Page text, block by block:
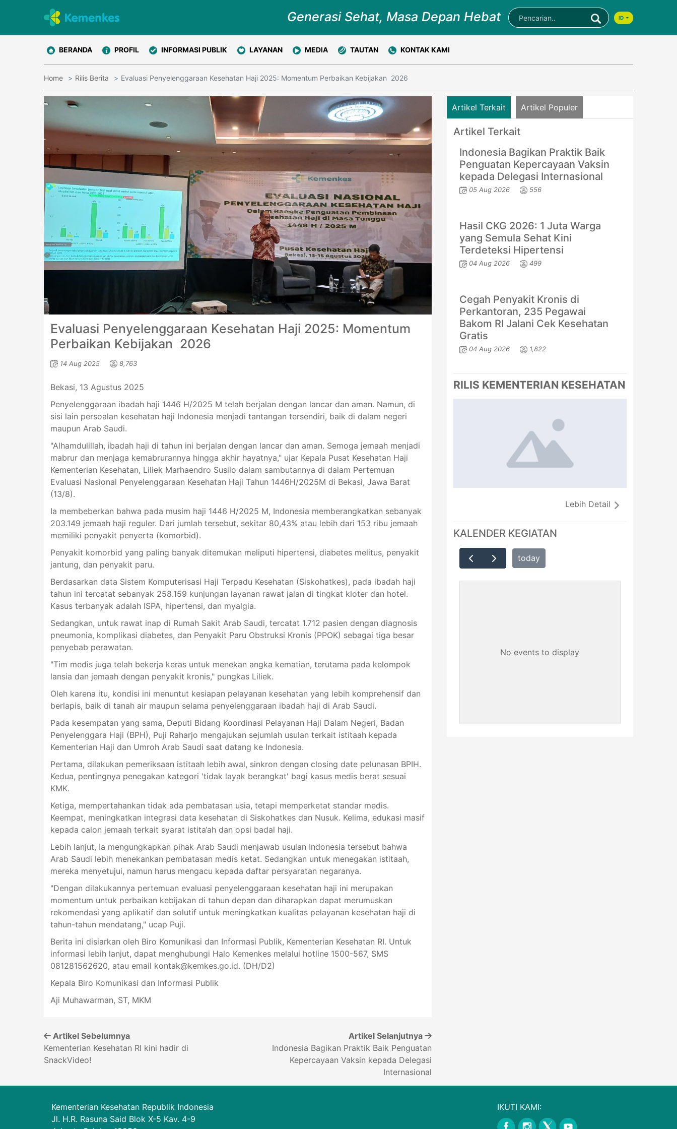
Generasi Sehat, Masa Depan Hebat ID
BERANDA PROFIL INFORMASI PUBLIK LAYANAN MEDIA TAUTAN KONTAK KAMI
Home Rilis Berita Evaluasi Penyelenggaraan Kesehatan Haji 2025: Momentum Perbaikan Kebijakan 2026
Evaluasi Penyelenggaraan Kesehatan Haji 2025: Momentum
Perbaikan Kebijakan 2026
14 Aug 2025 8,763
Bekasi, 13 Agustus 2025
Penyelenggaraan ibadah haji 1446 H/2025 M telah berjalan dengan lancar dan aman. Namun, di
sisi lain persoalan kesehatan haji Indonesia menjadi tantangan tersendiri, baik di dalam negeri
maupun Arab Saudi.
"Alhamdulillah, ibadah haji di tahun ini berjalan dengan lancar dan aman. Semoga jemaah menjadi
mabrur dan menjaga kemabrurannya hingga akhir hayatnya," ujar Kepala Pusat Kesehatan Haji
Kementerian Kesehatan, Liliek Marhaendro Susilo dalam sambutannya di dalam Pertemuan
Evaluasi Nasional Penyelenggaraan Kesehatan Haji Tahun 1446H/2025M di Bekasi, Jawa Barat
(13/8).
Ia membeberkan bahwa pada musim haji 1446 H/2025 M, Indonesia memberangkatkan sebanyak
203.149 jemaah haji reguler. Dari jumlah tersebut, sekitar 80,43% atau lebih dari 153 ribu jemaah
memiliki penyakit penyerta (komorbid).
Penyakit komorbid yang paling banyak ditemukan meliputi hipertensi, diabetes melitus, penyakit
jantung, dan penyakit paru.
Berdasarkan data Sistem Komputerisasi Haji Terpadu Kesehatan (Siskohatkes), pada ibadah haji
tahun ini tercatat sebanyak 258.159 kunjungan layanan rawat jalan di tingkat kloter dan hotel.
Kasus terbanyak adalah ISPA, hipertensi, dan myalgia.
Sedangkan, untuk rawat inap di Rumah Sakit Arab Saudi, tercatat 1.712 pasien dengan diagnosis
pneumonia, komplikasi diabetes, dan Penyakit Paru Obstruksi Kronis (PPOK) sebagai tiga besar
penyebab perawatan.
"Tim medis juga telah bekerja keras untuk menekan angka kematian, terutama pada kelompok
lansia dan jemaah dengan penyakit kronis," pungkas Liliek.
Oleh karena itu, kondisi ini menuntut kesiapan pelayanan kesehatan yang lebih komprehensif dan
berlapis, baik di tanah air maupun selama penyelenggaraan ibadah haji di Arab Saudi.
Pada kesempatan yang sama, Deputi Bidang Koordinasi Pelayanan Haji Dalam Negeri, Badan
Penyelenggara Haji (BPH), Puji Raharjo mengajukan sejumlah usulan terkait istitaah kepada
Kementerian Haji dan Umroh Arab Saudi saat datang ke Indonesia.
Pertama, dilakukan pemeriksaan istitaah lebih awal, sinkron dengan closing date pelunasan BPIH.
Kedua, pentingnya penegakan kategori 'tidak layak berangkat' bagi kasus medis berat sesuai
KMK.
Ketiga, mempertahankan tidak ada pembatasan usia, tetapi memperketat standar medis.
Keempat, meningkatkan integrasi data kesehatan di Siskohatkes dan Nusuk. Kelima, edukasi masif
kepada calon jemaah terkait syarat istita‘ah dan opsi badal haji.
Lebih lanjut, Ia mengungkapkan pihak Arab Saudi menjawab usulan Indonesia tersebut bahwa
Arab Saudi lebih menekankan pembatasan medis ketat. Sedangkan untuk menegakan istitaah,
mereka menyetujui, namun harus mengacu kepada daftar persyaratan negaranya.
"Dengan dilakukannya pertemuan evaluasi penyelenggaraan kesehatan haji ini merupakan
momentum untuk perbaikan kebijakan di tahun depan dan diharapkan dapat merumuskan
rekomendasi yang aplikatif dan solutif untuk meningkatkan kualitas pelayanan kesehatan haji di
tahun-tahun mendatang," ucap Puji.
Berita ini disiarkan oleh Biro Komunikasi dan Informasi Publik, Kementerian Kesehatan RI. Untuk
informasi lebih lanjut, dapat menghubungi Halo Kemenkes melalui hotline 1500-567, SMS
081281562620, atau email kontak@kemkes.go.id. (DH/D2)
Kepala Biro Komunikasi dan Informasi Publik
Aji Muhawarman, ST, MKM
Artikel Sebelumnya
Kementerian Kesehatan RI kini hadir di
SnackVideo!
Artikel Selanjutnya
Indonesia Bagikan Praktik Baik Penguatan
Kepercayaan Vaksin kepada Delegasi
Internasional
Artikel Terkait Artikel Populer
Artikel Terkait
Indonesia Bagikan Praktik Baik
Penguatan Kepercayaan Vaksin
kepada Delegasi Internasional
05 Aug 2026 556
Hasil CKG 2026: 1 Juta Warga
yang Semula Sehat Kini
Terdeteksi Hipertensi
04 Aug 2026 499
Cegah Penyakit Kronis di
Perkantoran, 235 Pegawai
Bakom RI Jalani Cek Kesehatan
Gratis
04 Aug 2026 1,822
RILIS KEMENTERIAN KESEHATAN
Lebih Detail
KALENDER KEGIATAN
today
No events to display
Kementerian Kesehatan Republik Indonesia
Jl. H.R. Rasuna Said Blok X-5 Kav. 4-9
IKUTI KAMI: